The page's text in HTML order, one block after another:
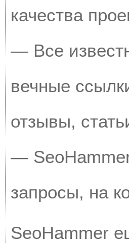
качества
— Все
вечные
отзывы,
—
запросы, на
SeoHammer